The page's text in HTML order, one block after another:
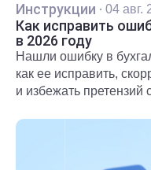
Инструкции · 04 авг.
Как исправить
в 2026 году
Нашли ошибку в
как ее исправить,
и избежать